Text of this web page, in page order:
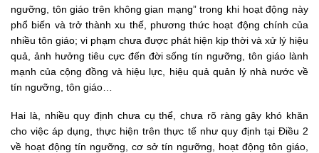
ngưỡng, tôn giáo trên không gian mạng” trong khi hoạt động này
phổ biến và trở thành xu thế, phương thức hoạt động chính của
nhiều tôn giáo; vi phạm chưa được phát hiện kịp thời và xử lý hiệu
quả, ảnh hưởng tiêu cực đến đời sống tín ngưỡng, tôn giáo lành
mạnh của cộng đồng và hiệu lực, hiệu quả quản lý nhà nước về
tín ngưỡng, tôn giáo…
Hai là, nhiều quy định chưa cụ thể, chưa rõ ràng gây khó khăn
cho việc áp dụng, thực hiện trên thực tế như quy định tại Điều 2
về hoạt động tín ngưỡng, cơ sở tín ngưỡng, hoạt động tôn giáo,